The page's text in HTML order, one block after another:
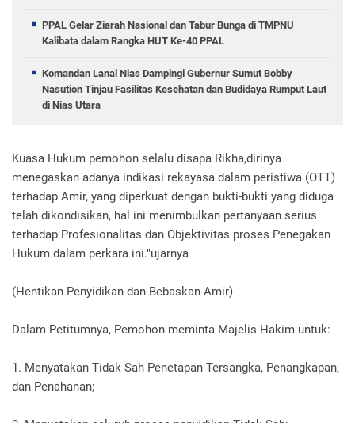
PPAL Gelar Ziarah Nasional dan Tabur Bunga di TMPNU
Kalibata dalam Rangka HUT Ke-40 PPAL
Komandan Lanal Nias Dampingi Gubernur Sumut Bobby
Nasution Tinjau Fasilitas Kesehatan dan Budidaya Rumput Laut
di Nias Utara
Kuasa Hukum pemohon selalu disapa Rikha,dirinya
menegaskan adanya indikasi rekayasa dalam peristiwa (OTT)
terhadap Amir, yang diperkuat dengan bukti-bukti yang diduga
telah dikondisikan, hal ini menimbulkan pertanyaan serius
terhadap Profesionalitas dan Objektivitas proses Penegakan
Hukum dalam perkara ini."ujarnya
(Hentikan Penyidikan dan Bebaskan Amir)
Dalam Petitumnya, Pemohon meminta Majelis Hakim untuk:
1. Menyatakan Tidak Sah Penetapan Tersangka, Penangkapan,
dan Penahanan;